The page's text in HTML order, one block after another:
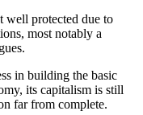
well protected due to
most notably a
in building the basic
its capitalism is still
far from complete.